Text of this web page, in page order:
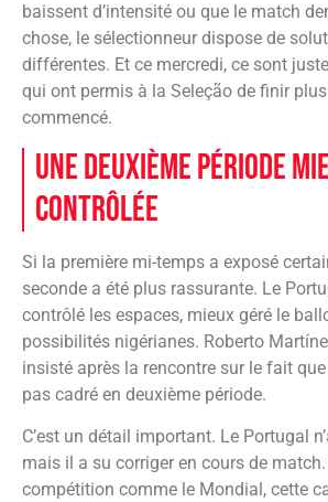
baissent d’intensité ou que le match
chose, le sélectionneur dispose de
différentes. Et ce mercredi, ce sont
qui ont permis à la Seleção de finir plus
commencé.
Une deuxième période
contrôlée
Si la première mi-temps a exposé
seconde a été plus rassurante. Le
contrôlé les espaces, mieux géré le
possibilités nigérianes. Roberto
insisté après la rencontre sur le fait que
pas cadré en deuxième période.
C’est un détail important. Le Portugal
mais il a su corriger en cours de
compétition comme le Mondial, cette